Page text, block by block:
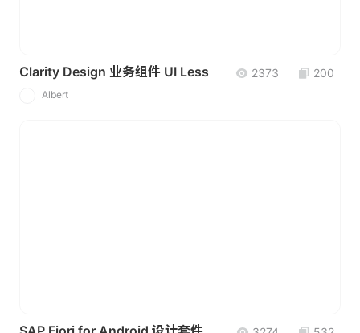
Clarity Design 业务组件 UI Less 2373 200
Albert